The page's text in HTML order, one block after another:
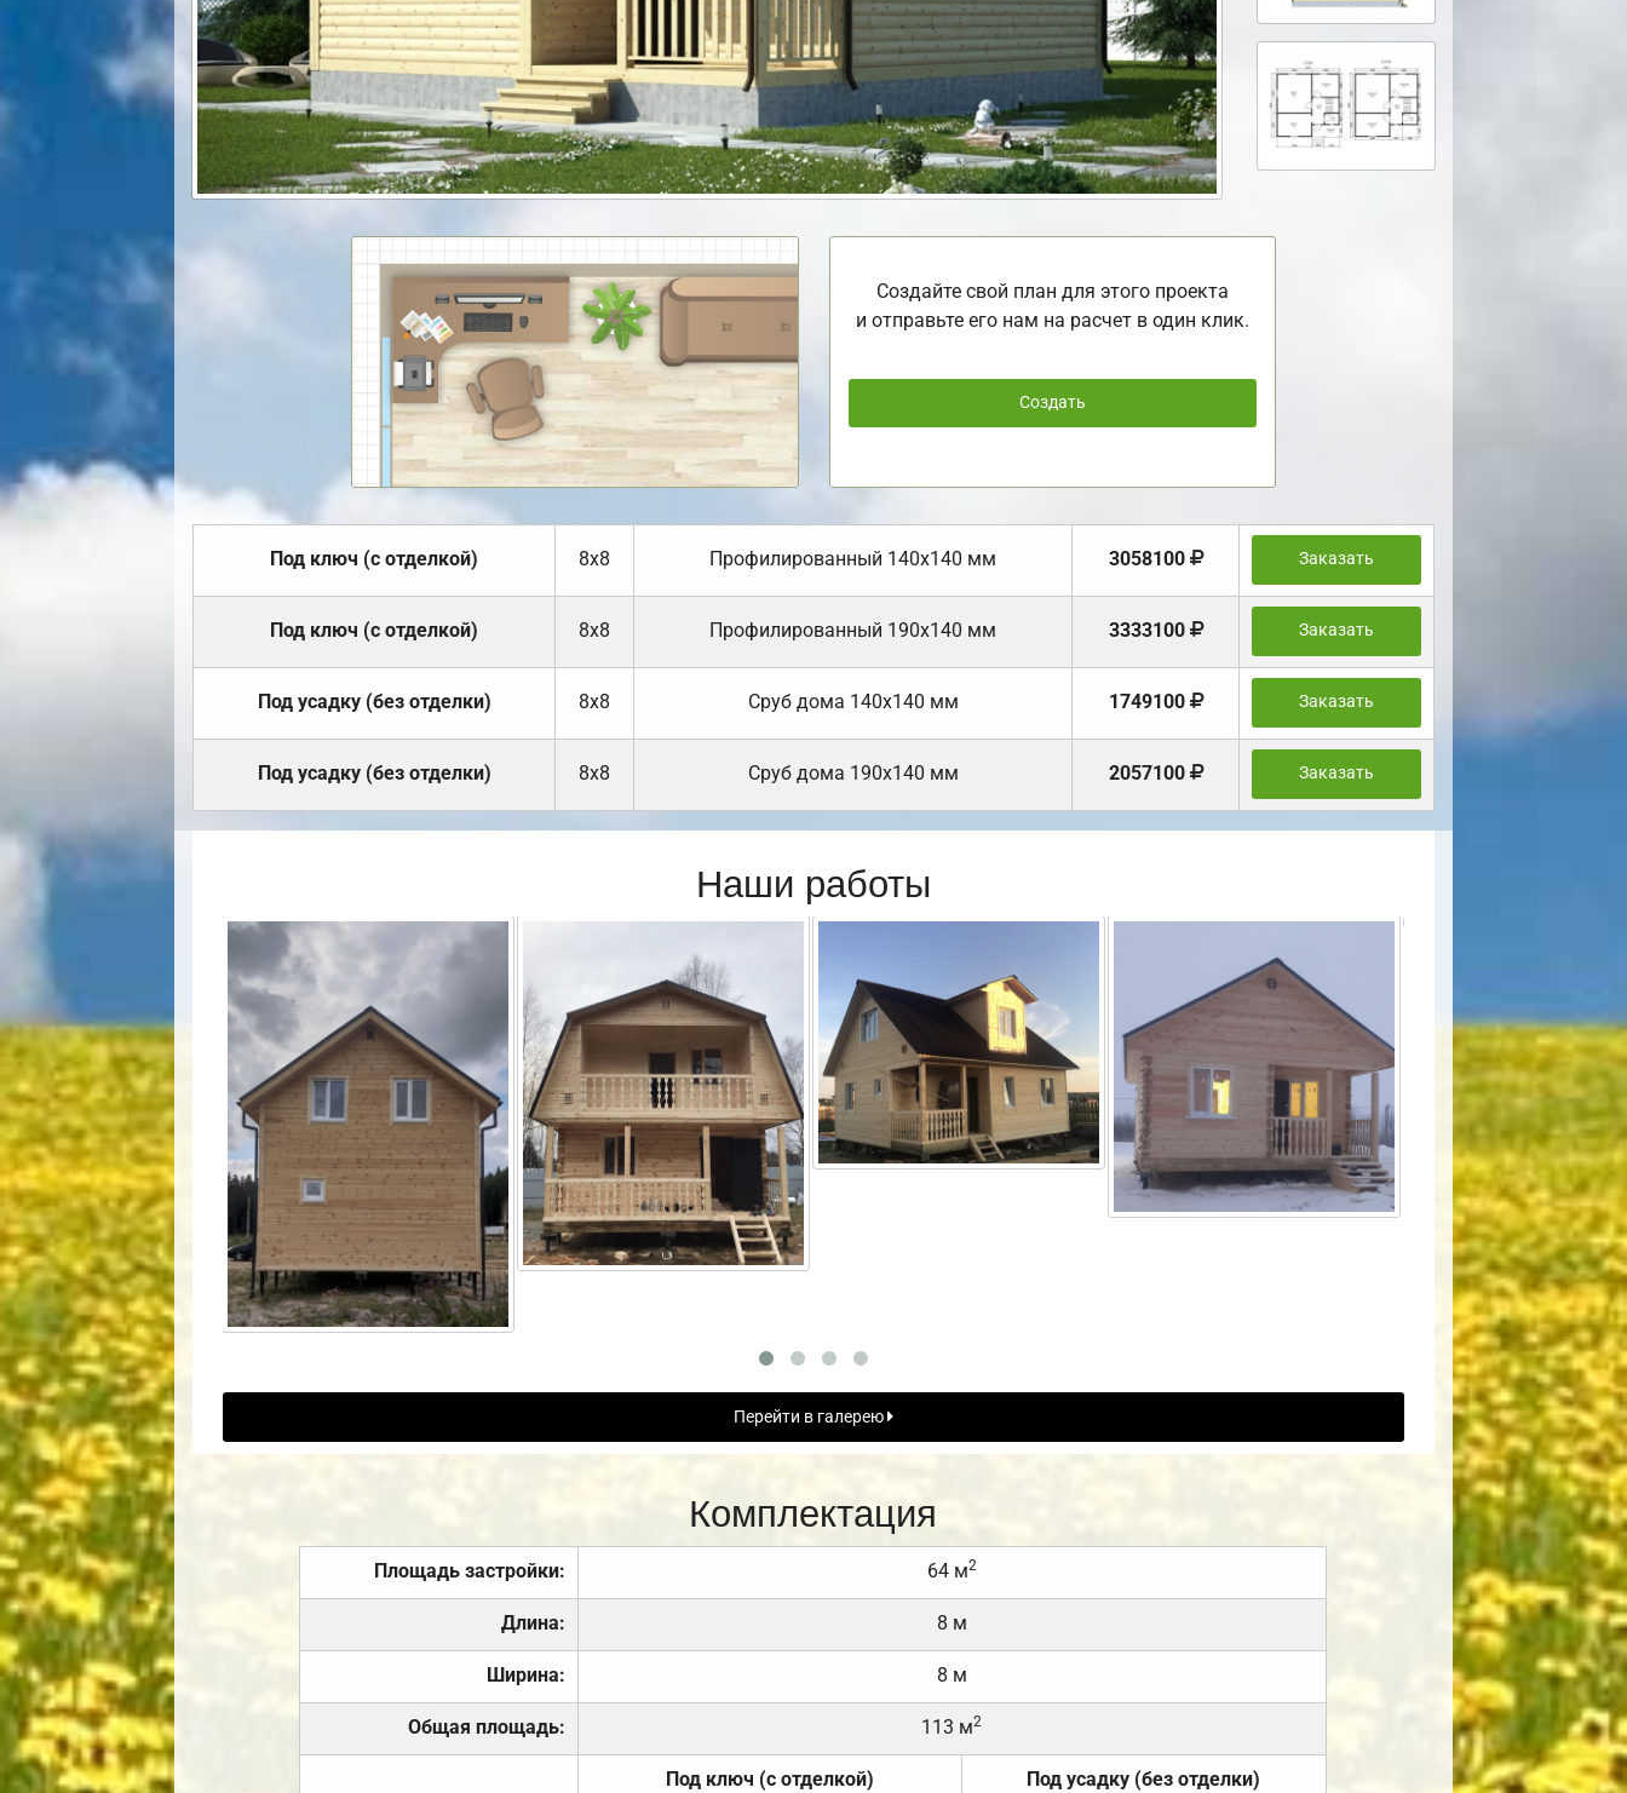
Создайте свой план для этого проекта
и отправьте его нам на расчет в один клик.
Создать
Под ключ (с отделкой) 8х8 Профилированный 140х140 мм 3058100 Заказать
Под ключ (с отделкой) 8х8 Профилированный 190х140 мм 3333100 Заказать
Под усадку (без отделки) 8х8 Cруб дома 140х140 мм 1749100 Заказать
Под усадку (без отделки) 8х8 Cруб дома 190х140 мм 2057100 Заказать
Наши работы
Перейти в галерею
Комплектация
Площадь застройки: 64 м2
Длина: 8 м
Ширина: 8 м
Общая площадь: 113 м2
Под ключ (с отделкой) Под усадку (без отделки)